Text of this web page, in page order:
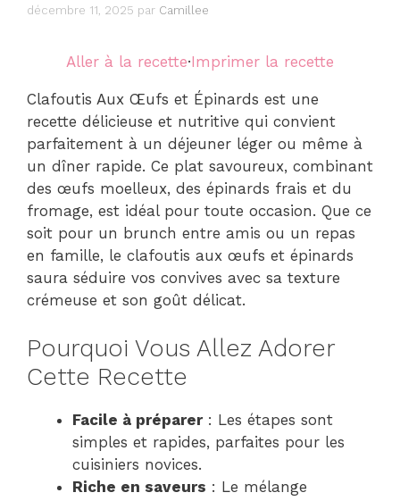
décembre 11, 2025 par Camillee
Aller à la recette·Imprimer la recette
Clafoutis Aux Œufs et Épinards est une
recette délicieuse et nutritive qui convient
parfaitement à un déjeuner léger ou même à
un dîner rapide. Ce plat savoureux, combinant
des œufs moelleux, des épinards frais et du
fromage, est idéal pour toute occasion. Que ce
soit pour un brunch entre amis ou un repas
en famille, le clafoutis aux œufs et épinards
saura séduire vos convives avec sa texture
crémeuse et son goût délicat.
Pourquoi Vous Allez Adorer
Cette Recette
Facile à préparer: Les étapes sont
simples et rapides, parfaites pour les
cuisiniers novices.
Riche en saveurs : Le mélange